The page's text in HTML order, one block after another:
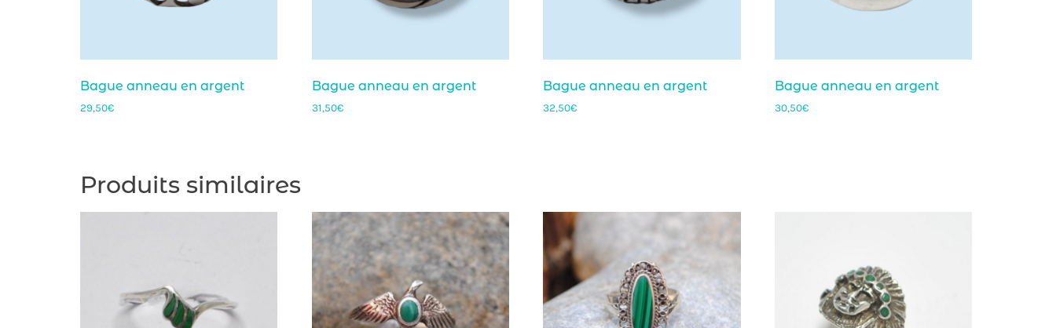
Bague anneau en argent
29,50€
Bague anneau en argent
31,50€
Bague anneau en argent
32,50€
Bague anneau en argent
30,50€
Produits similaires